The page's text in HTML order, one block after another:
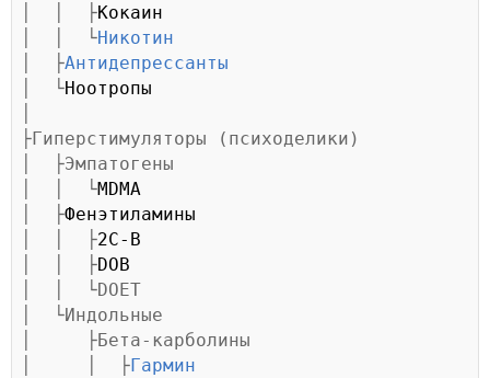
│  │  ├Кокаин
│  │  └Никотин
│  ├Антидепрессанты
│  └Ноотропы
├Гиперстимуляторы (психоделики)
│  ├Эмпатогены
│  │  └MDMA
│  ├Фенэтиламины
│  │  ├2C-B
│  │  ├DOB
│  │  └DOET
│  └Индольные
│     ├Бета-карболины
│     │  ├Гармин